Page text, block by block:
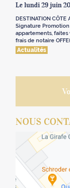
Le lundi 29 juin
DESTINATION
Signature
appartements, faites
frais de notaire
Actualités
NOUS